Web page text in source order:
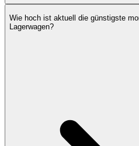
Wie hoch ist aktuell die günstigste
Lagerwagen?